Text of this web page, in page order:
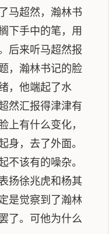
马超然，瀚林书
下手中的笔，用
后来听马超然报
，瀚林书记的脸
，他端起了水
然汇报得津津有
上有什么变化，
身，去了外面。
不该有的噪杂。
扬徐兆虎和杨其
是觉察到了瀚林
了。可他为什么